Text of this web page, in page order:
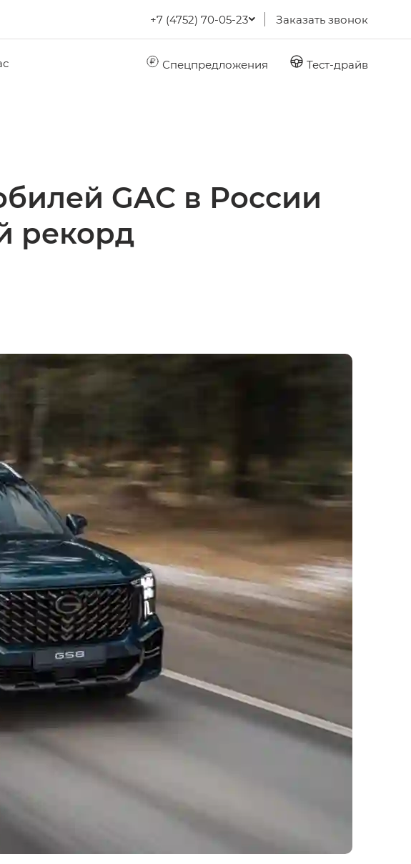
+7 (4752) 70-05-23 Заказать звонок
Спецпредложения Тест-драйв
GAC в России
рекорд